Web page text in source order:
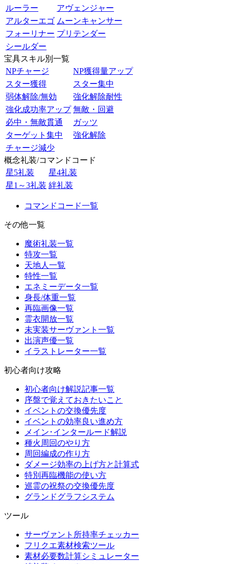
ルーラー
アヴェンジャー
アルターエゴ ムーンキャンサー
フォーリナー プリテンダー
シールダー
宝具スキル別一覧
NPチャージ
NP獲得量アップ
スター獲得
スター集中
弱体解除/無効
強化解除耐性
強化成功率アップ 無敵・回避
必中・無敵貫通
ガッツ
ターゲット集中
強化解除
チャージ減少
概念礼装/コマンドコード
星5礼装
星4礼装
星1～3礼装 絆礼装
コマンドコード一覧
その他一覧
魔術礼装一覧
特攻一覧
天地人一覧
特性一覧
エネミーデータ一覧
身長/体重一覧
再臨画像一覧
霊衣開放一覧
未実装サーヴァント一覧
出演声優一覧
イラストレーター一覧
初心者向け攻略
初心者向け解説記事一覧
序盤で覚えておきたいこと
イベントの交換優先度
イベントの効率良い進め方
メイン･インタールード解説
種火周回のやり方
周回編成の作り方
ダメージ効率の上げ方と計算式
特別再臨機能の使い方
巡霊の祝祭の交換優先度
グランドグラフシステム
ツール
サーヴァント所持率チェッカー
フリクエ素材検索ツール
素材必要数計算シミュレーター